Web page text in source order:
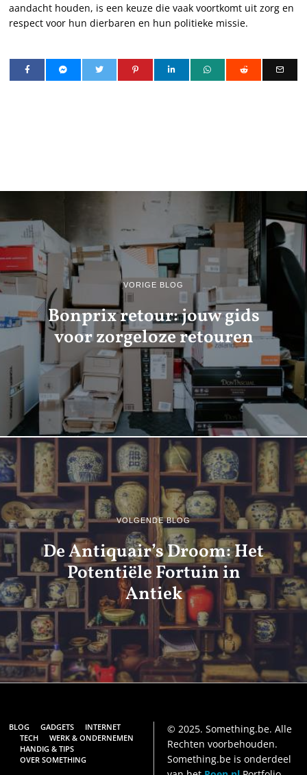
aandacht houden, is een keuze die vaak voortkomt uit zorg en
respect voor hun dierbaren en hun politieke missie.
VORIGE BLOG
Bonprix retour: jouw gids
voor zorgeloze retouren
VOLGENDE BLOG
De Antiquair’s Droom: Het
Potentiële Fortuin in
Antiek
BLOG GADGETS
INTERNET
TECH
WERK & ONDERNEMEN
HANDIG & TIPS
OVER SOMETHING
© 2025. Something.be. Alle
Rechten voorbehouden.
Something.be is onderdeel